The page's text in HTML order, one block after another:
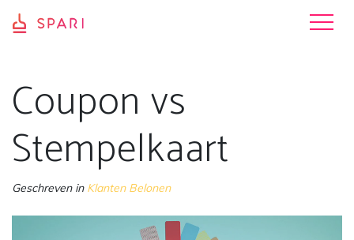
Coupon vs
Stempelkaart
Geschreven in Klanten Belonen